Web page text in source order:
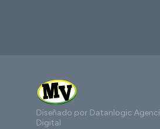
Diseñado por Datanlogic
Digital